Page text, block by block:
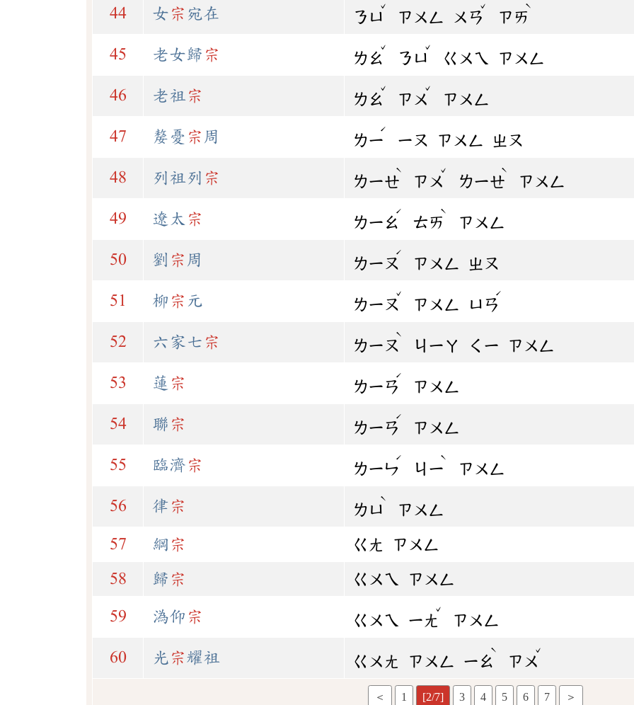
44 女 宗 宛在 ㄋㄩ
ˇ
ㄗㄨㄥ ㄨㄢ
ˇ
ㄗㄞ
ˋ
45 老女歸 宗 ㄌㄠ
ˇ
ㄋㄩ
ˇ
ㄍㄨㄟ ㄗㄨㄥ
46 老祖宗 ㄌㄠ
ˇ
ㄗㄨ
ˇ
ㄗㄨㄥ
47 嫠憂 宗 周 ㄌㄧ
ˊ
ㄧㄡ ㄗㄨㄥ ㄓㄡ
48 列祖列 宗 ㄌㄧㄝ
ˋ
ㄗㄨ
ˇ
ㄌㄧㄝ
ˋ
ㄗㄨㄥ
49 遼太 宗 ㄌㄧㄠ
ˊ
ㄊㄞ
ˋ
ㄗㄨㄥ
50 劉 宗 周 ㄌㄧㄡ
ˊ
ㄗㄨㄥ ㄓㄡ
51 柳 宗 元 ㄌㄧㄡ
ˇ
ㄗㄨㄥ ㄩㄢ
ˊ
52 六家七 宗 ㄌㄧㄡ
ˋ
ㄐㄧㄚ ㄑㄧ ㄗㄨㄥ
53 蓮 宗 ㄌㄧㄢ
ˊ
ㄗㄨㄥ
54 聯 宗 ㄌㄧㄢ
ˊ
ㄗㄨㄥ
55 臨濟 宗 ㄌㄧㄣ
ˊ
ㄐㄧ
ˋ
ㄗㄨㄥ
56 律 宗 ㄌㄩ
ˋ
ㄗㄨㄥ
57 綱 宗 ㄍㄤ ㄗㄨㄥ
58 歸 宗 ㄍㄨㄟ ㄗㄨㄥ
59 溈仰 宗 ㄍㄨㄟ ㄧㄤ
ˇ
ㄗㄨㄥ
60 光 宗耀祖 ㄍㄨㄤ ㄗㄨㄥ ㄧㄠ
ˋ
ㄗㄨ
ˇ
＜ 1 [2/7] 3 4 5 6 7 ＞